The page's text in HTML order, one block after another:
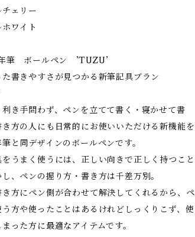
チェリー
ワイト
年筆 ボールペン ’TUZU’
た書きやすさが見つかる新筆記具ブラン
き手問わず、ペンを立てて書く・寝かせて書
き方の人にも日常的にお使いいただける新機能を
と同デザインのボールペンです。
うまく使うには、正しい向きで正しく持つこと
、ペンの握り方・書き方は千差万別。
き方にペン側が合わせて解決してくれるから、ペ
う方や使ったことはあるけれどしっくりこず、使
った方に最適なアイテムです。